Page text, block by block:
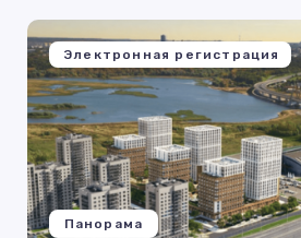
Электронная регистрация
Панорама